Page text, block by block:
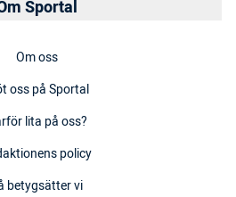
Sportal
Om oss
oss på Sportal
lita på oss?
policy
betygsätter vi